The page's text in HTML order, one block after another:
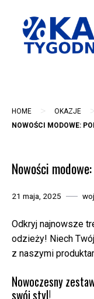
content
HOME > OKAZJE
NOWOŚCI MODOWE:
Nowości
21 maja, 2025
Odkryj najnowsze
odzieży! Niech
z naszymi
Nowoczesny
swój styl!